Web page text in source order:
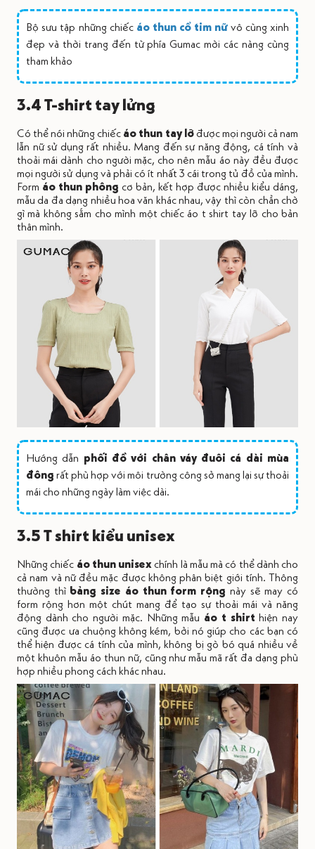
Bộ sưu tập những chiếc áo thun cổ tim nữvô cùng xinh
đẹp và thời trang đến từ phía Gumac mời các nàng cùng
tham khảo
3.4 T-shirt tay lửng
Có thể nói những chiếc áo thun tay lỡđược mọi người cả nam
lẫn nữ sử dụng rất nhiều. Mang đến sự năng động, cá tính và
thoải mái dành cho người mặc, cho nên mẫu áo này đều được
mọi người sử dụng và phải có ít nhất 3 cái trong tủ đồ của mình.
Form áo thun phông cơ bản, kết hợp được nhiều kiểu dáng,
mẫu da đa dạng nhiều hoa văn khác nhau, vậy thì còn chần chờ
gì mà không sắm cho mình một chiếc áo t shirt tay lỡ cho bản
thân mình.
Hướng dẫn phối đồ với chân váy đuôi cá dài mùa
đông rất phù hợp với môi trường công sở mang lại sự thoải
mái cho những ngày làm việc dài.
3.5 T shirt kiểu unisex
Những chiếc áo thun unisexchính là mẫu mà có thể dành cho
cả nam và nữ đều mặc được không phân biệt giới tính. Thông
thường thì bảng size áo thun form rộng này sẽ may có
form rộng hơn một chút mang để tạo sự thoải mái và năng
động dành cho người mặc. Những mẫu áo t shirthiện nay
cũng được ưa chuộng không kém, bởi nó giúp cho các bạn có
thể hiện được cá tính của mình, không bị gò bó quá nhiều về
một khuôn mẫu áo thun nữ, cũng như mẫu mã rất đa dạng phù
hợp nhiều phong cách khác nhau.